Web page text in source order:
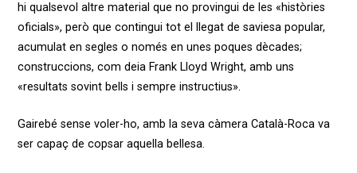
hi qualsevol altre material que no provingui de les «històries
oficials», però que contingui tot el llegat de saviesa popular,
acumulat en segles o només en unes poques dècades;
construccions, com deia Frank Lloyd Wright, amb uns
«resultats sovint bells i sempre instructius».
Gairebé sense voler-ho, amb la seva càmera Català-Roca va
ser capaç de copsar aquella bellesa.